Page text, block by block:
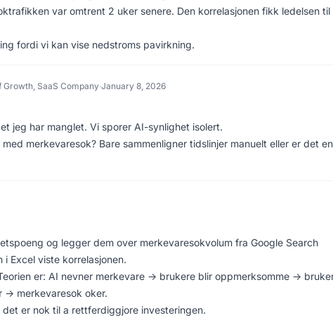
var omtrent 2 uker senere. Den korrelasjonen fikk ledelsen til
fordi vi kan vise nedstroms pavirkning.
Growth, SaaS Company·January 8, 2026
jeg har manglet. Vi sporer AI-synlighet isolert.
merkevaresok? Bare sammenligner tidslinjer manuelt eller er det
og legger dem over merkevaresokvolum fra Google Search
i Excel viste korrelasjonen.
er: AI nevner merkevare -> brukere blir oppmerksomme ->
-> merkevaresok oker.
er nok til a rettferdiggjore investeringen.